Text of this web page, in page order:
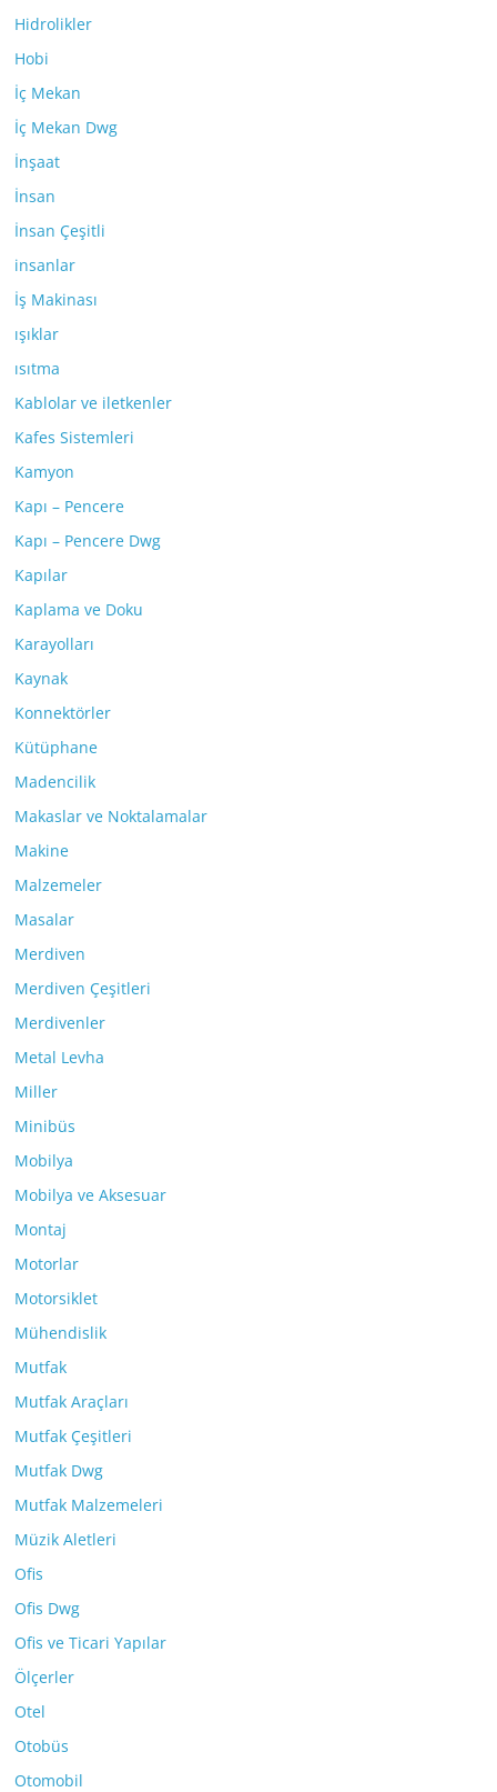
Hidrolikler
Hobi
İç Mekan
İç Mekan Dwg
İnşaat
İnsan
İnsan Çeşitli
insanlar
İş Makinası
ışıklar
ısıtma
Kablolar ve iletkenler
Kafes Sistemleri
Kamyon
Kapı – Pencere
Kapı – Pencere Dwg
Kapılar
Kaplama ve Doku
Karayolları
Kaynak
Konnektörler
Kütüphane
Madencilik
Makaslar ve Noktalamalar
Makine
Malzemeler
Masalar
Merdiven
Merdiven Çeşitleri
Merdivenler
Metal Levha
Miller
Minibüs
Mobilya
Mobilya ve Aksesuar
Montaj
Motorlar
Motorsiklet
Mühendislik
Mutfak
Mutfak Araçları
Mutfak Çeşitleri
Mutfak Dwg
Mutfak Malzemeleri
Müzik Aletleri
Ofis
Ofis Dwg
Ofis ve Ticari Yapılar
Ölçerler
Otel
Otobüs
Otomobil